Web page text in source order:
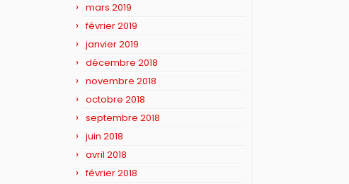
mars 2019
février 2019
janvier 2019
décembre 2018
novembre 2018
octobre 2018
septembre 2018
juin 2018
avril 2018
février 2018